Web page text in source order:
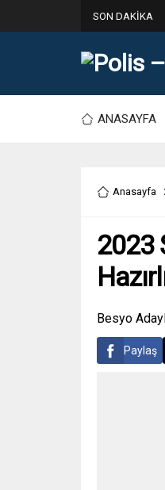
SON DAKİKA
ANASAYFA
Anasayfa
2023
Besyo
Paylaş